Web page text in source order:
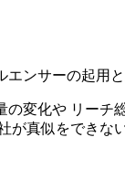
ンサーの起用
変化や リー
真似をできな